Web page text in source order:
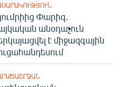
կայքերը
Փարիզ․
անօդաչուն
է միջազգային